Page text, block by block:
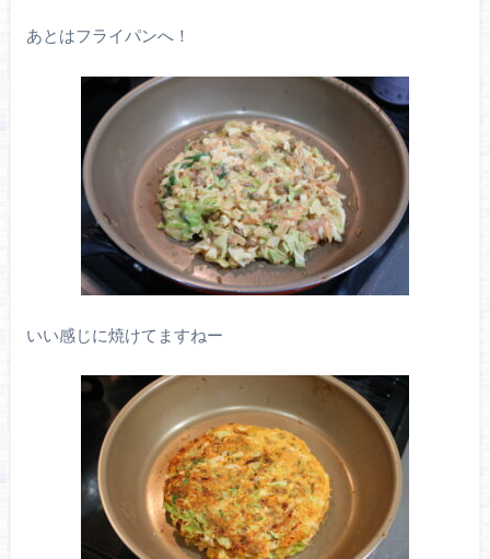
あとはフライパンへ！
いい感じに焼けてますねー